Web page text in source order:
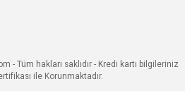
- Tüm hakları saklıdır - Kredi kartı bilgileriniz
ile Korunmaktadır.